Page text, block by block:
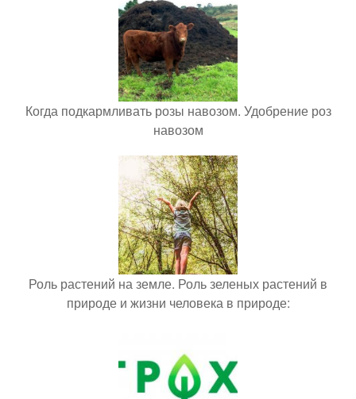
Когда подкармливать розы навозом. Удобрение роз
навозом
Роль растений на земле. Роль зеленых растений в
природе и жизни человека в природе: